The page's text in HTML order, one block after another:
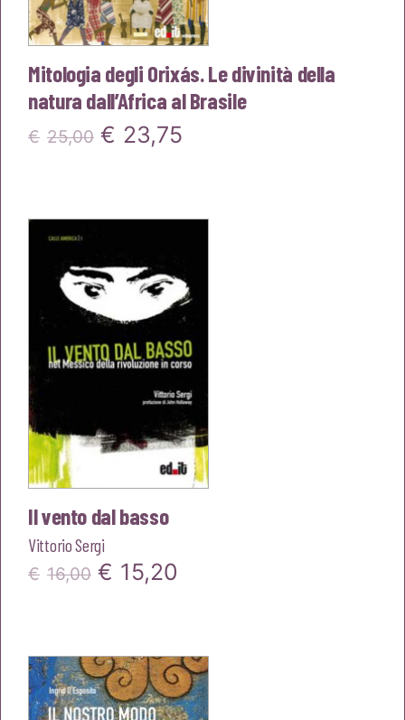
Mitologia degli Orixás. Le divinità della
natura dall’Africa al Brasile
€ 25,00 Il
€25,00.
€ 23,75
Il vento dal basso
Vittorio Sergi
€ 16,00 Il
era:
€16,00.
€ 15,20
è:
€15,20.